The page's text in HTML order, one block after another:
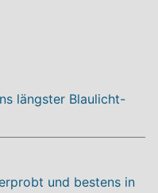
längster Blaulicht-
und bestens in